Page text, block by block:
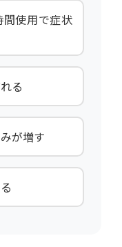
使用で症状
る
が増す